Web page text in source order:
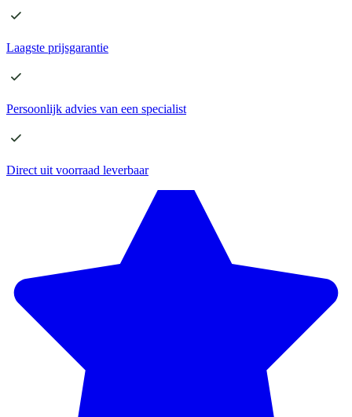
Laagste prijsgarantie
Persoonlijk advies van een specialist
Direct uit voorraad leverbaar